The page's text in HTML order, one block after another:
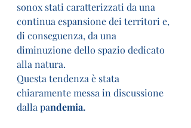
sonox stati caratterizzati da una
continua espansione dei territori e,
di conseguenza, da una
diminuzione dello spazio dedicato
alla natura.
Questa tendenza è stata
chiaramente messa in discussione
dalla pandemia.